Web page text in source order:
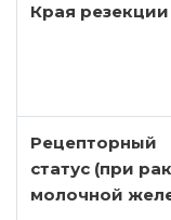
Края резекции
Рецепторный
статус (при
молочной